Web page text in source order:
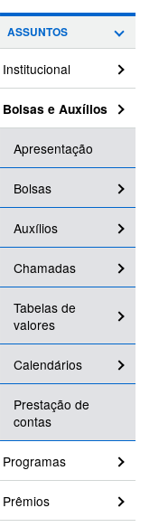
ASSUNTOS
Institucional
Bolsas e Auxílios
Apresentação
Bolsas
Auxílios
Chamadas
Tabelas de
valores
Calendários
Prestação de
contas
Programas
Prêmios